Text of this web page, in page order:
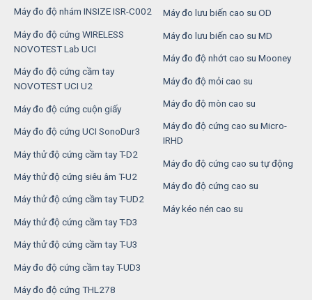
Máy đo độ nhám INSIZE ISR-C002
Máy đo độ cứng WIRELESS
NOVOTEST Lab UCI
Máy đo độ cứng cầm tay
NOVOTEST UCI U2
Máy đo độ cứng cuộn giấy
Máy đo độ cứng UCI SonoDur3
Máy thử độ cứng cầm tay T-D2
Máy thử độ cứng siêu âm T-U2
Máy thử độ cứng cầm tay T-UD2
Máy thử độ cứng cầm tay T-D3
Máy thử độ cứng cầm tay T-U3
Máy đo độ cứng cầm tay T-UD3
Máy đo độ cứng THL278
Máy đo lưu biến cao su OD
Máy đo lưu biến cao su MD
Máy đo độ nhớt cao su Mooney
Máy đo độ mỏi cao su
Máy đo độ mòn cao su
Máy đo độ cứng cao su Micro-
IRHD
Máy đo độ cứng cao su tự động
Máy đo độ cứng cao su
Máy kéo nén cao su